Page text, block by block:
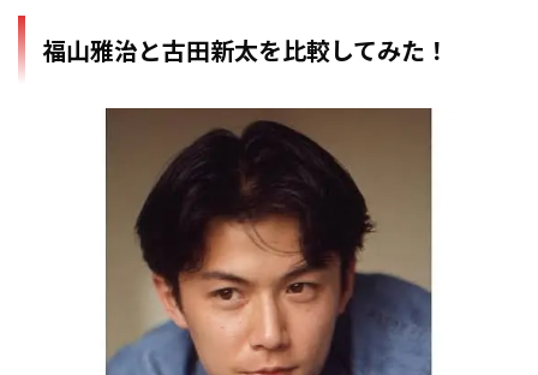
福山雅治と古田新太を比較してみた！